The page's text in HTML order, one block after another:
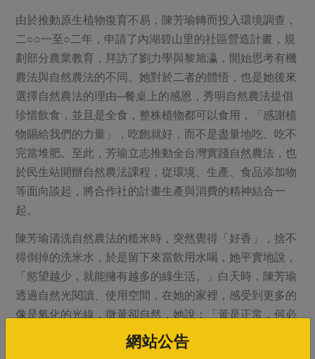
由於推動原生植物復育不易，陳芳瑜轉而投入環境調查，
二○○一至○二年，申請了內湖碧山里的社區營造計畫，規
劃部分農業教育，拜訪了劉力學與黎旭瀛，開始思考有機
農法與自然農法的不同。她對於二者的體悟，也是她後來
選擇自然農法的理由─餐桌上的感恩，秀明自然農法提倡
珍惜飲食，並且是全食，整株植物都可以食用，「感謝植
物賜給我們的力量」，吃飽就好，而不是盡量地吃、吃不
完當堆肥。至此，芳瑜立志推動全台灣實踐自然農法，也
於民生站開辦自然農法課程，從環境、生產、食品添加物
等面向談起，將合作社的計畫生產與消費的精神結合一
起。
陳芳瑜清洗自然農法的糙米時，突然覺得「好香」，捨不
得倒掉的洗米水，於是留下來當飲用水喝，她平實地說，
「慾望越少，就能擁有越多的綠生活。」白天時，陳芳瑜
透過自然光閱讀、使用空間，在她的家裡，感受到更多的
像是氧化的光線，微黃卻自然，她說：「黃是正常，何必
網站公告